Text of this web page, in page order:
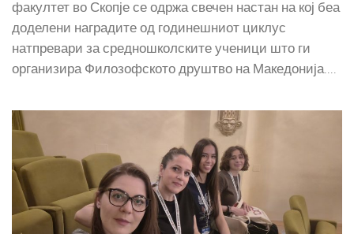
факултет во Скопје се одржа свечен настан на кој беа
доделени наградите од годинешниот циклус
натпревари за средношколските ученици што ги
организира Филозофското друштво на Македонија....